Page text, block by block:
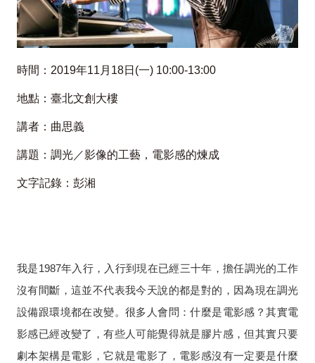
成
時間： 2019年11 月 18日 (一) 10:00-13:00
地點：臺北文創大樓
講者：曲思義
講題：調光／影像的工藝，電影感的煉成
文字記錄：彭湘
我是1987年入行，入行到現在已經三十年，擔任調光的工作
沒有間斷，這並不代表我今天說的都是對的，因為現在調光
設備跟環境都在改變。很多人會問：什麼是電影感？其實電
影感已經改變了，有些人可能覺得就是膠片感，但其實只要
劇本架構是電影，它就是電影了，電影感沒有一定要是什麼